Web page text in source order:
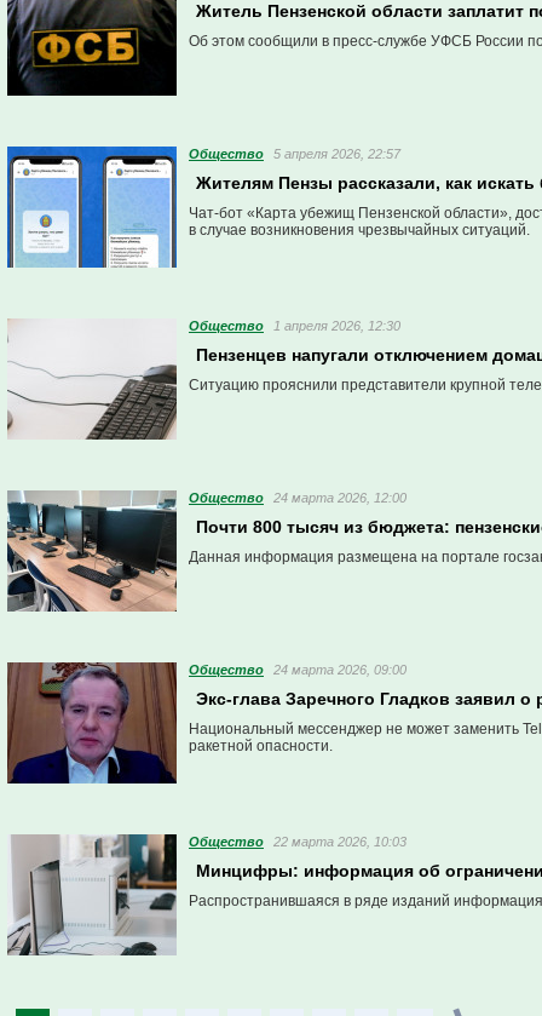
Житель Пензенской области заплатит
Об этом сообщили в пресс-службе УФСБ России
Общество 5 апреля 2026, 22:57
Жителям Пензы рассказали, как
Чат-бот «Карта убежищ Пензенской области»,
в случае возникновения чрезвычайных ситуаций.
Общество 1 апреля 2026, 12:30
Пензенцев напугали отключением
Ситуацию прояснили представители крупной
Общество 24 марта 2026, 12:00
Почти 800 тысяч из бюджета:
Данная информация размещена на портале
Общество 24 марта 2026, 09:00
Экс-глава Заречного Гладков заявил
Национальный мессенджер не может заменить
ракетной опасности.
Общество 22 марта 2026, 10:03
Минцифры: информация об
Распространившаяся в ряде изданий